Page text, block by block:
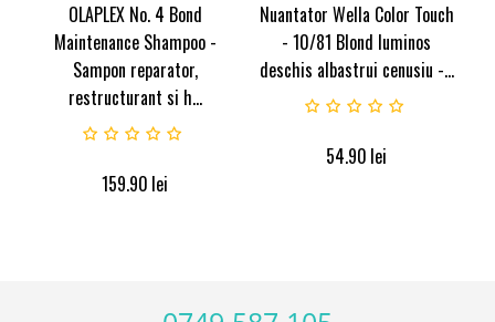
OLAPLEX No. 4 Bond
Maintenance Shampoo -
Sampon reparator,
restructurant si h...
159.90 lei
Nuantator Wella Color Touch
- 10/81 Blond luminos
deschis albastrui cenusiu -...
54.90 lei